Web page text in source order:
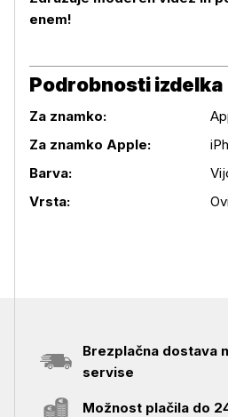
enem!
Podrobnosti izdelka
Podrobnosti izdelka
Za znamko:
Za znamko Apple:
Barva:
Vrsta:
Brezplačna dostava
servise
Možnost plačila do